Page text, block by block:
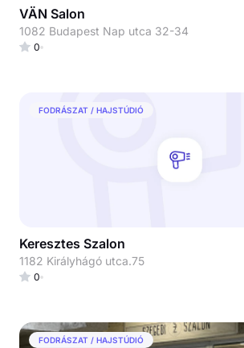
VÄN Salon
1082 Budapest Nap utca 32-34
0
FODRÁSZAT / HAJSTÚDIÓ
Keresztes Szalon
1182 Királyhágó utca.75
0
FODRÁSZAT / HAJSTÚDIÓ